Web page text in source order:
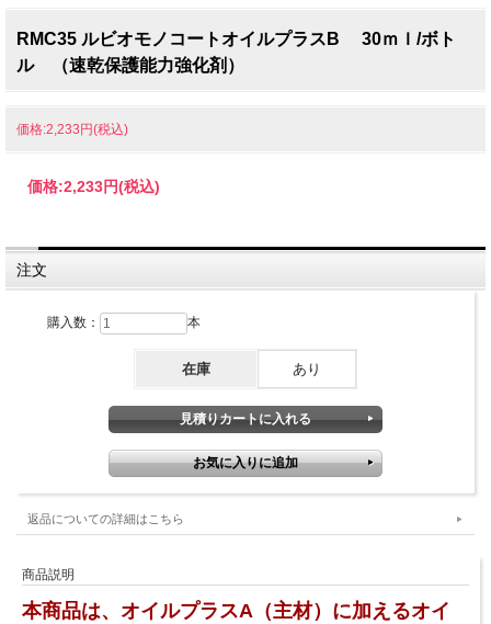
RMC35 ルビオモノコートオイルプラスB 30ｍｌ/ボト
ル （速乾保護能力強化剤）
価格:2,233円(税込)
価格:2,233円(税込)
注文
購入数： 本
在庫 あり
返品についての詳細はこちら
商品説明
本商品は、オイルプラスA（主材）に加えるオイ